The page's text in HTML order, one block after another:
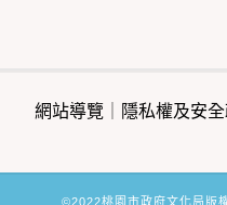
網站導覽 隱私權及安
©2022桃園市政府文化局版